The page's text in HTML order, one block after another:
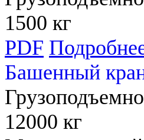
1500 кг
PDF
Башенный
12000 кг